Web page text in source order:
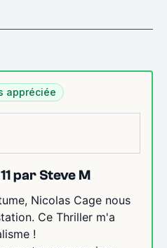
appréciée
par Steve M
Nicolas Cage nous
Ce Thriller m'a
!